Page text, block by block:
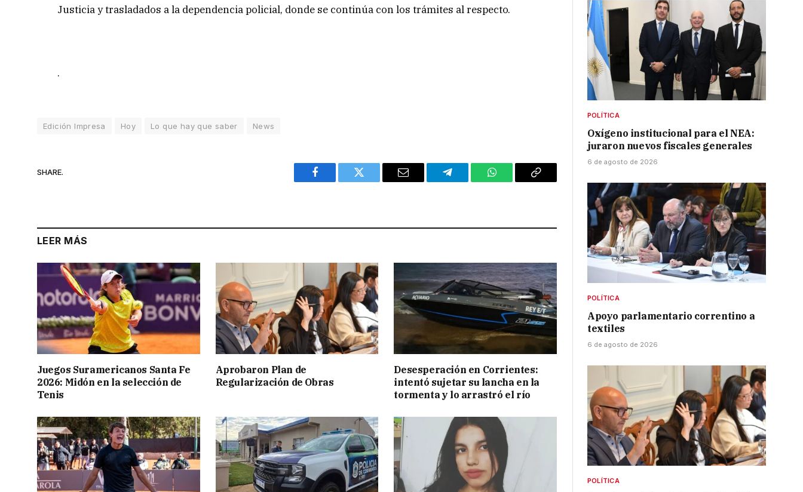
Justicia y trasladados a la dependencia policial, donde se continúa con los trámites al respecto.
.
Edición Impresa Hoy Lo que hay que saber News
SHARE.
Facebook Twitter Email Telegram WhatsAppCopy
LEER MÁS
Juegos Suramericanos Santa Fe
2026: Midón en la selección de
Tenis
Aprobaron Plan de
Regularización de Obras
Desesperación en Corrientes:
intentó sujetar su lancha en la
tormenta y lo arrastró el río
POLÍTICA
Oxígeno institucional para el NEA:
juraron nuevos fiscales generales
6 de agosto de 2026
POLÍTICA
Apoyo parlamentario correntino a
textiles
6 de agosto de 2026
POLÍTICA